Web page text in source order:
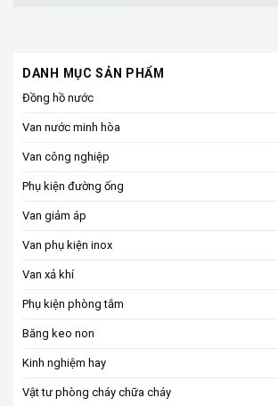
DANH MỤC SẢN PHẨM
Đồng hồ nước
Van nước minh hòa
Van công nghiệp
Phụ kiện đường ống
Van giảm áp
Van phụ kiện inox
Van xả khí
Phụ kiện phòng tắm
Băng keo non
Kinh nghiệm hay
Vật tư phòng cháy chữa cháy